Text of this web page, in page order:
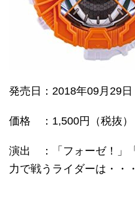
発売日 ：2018年09月29日
価格 ：1,500円（税抜）
演出 ：「フォーゼ！」
力で戦うライダーは・・